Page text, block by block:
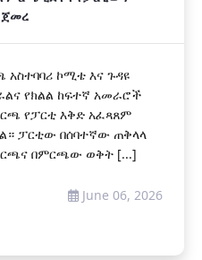
ኮሚቴ እና ጉዳዩ
የክልል ከፍተኛ አመራሮች
የፓርቲ እቅድ አፈጻጸም
ፓርቲው በሰባተኛው ጠቅላላ
በምርጫው ወቅት [...]
June 06, 2026